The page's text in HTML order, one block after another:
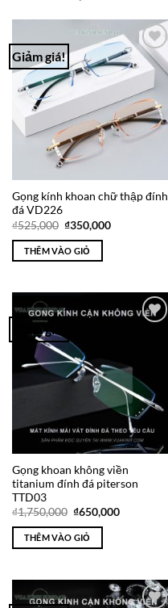
Giảm giá!
Add to
Wishlist
Gọng kính khoan chữ thập đính
đá VD226
₫525,000 Giá
là:
₫525,000.
₫350,000Giá
THÊM VÀO GIỎ
Giảm giá!
Gọng khoan không viền
titanium đính đá piterson
TTD03
₫1,750,000 Giá
là:
₫1,750,000.
₫650,000Giá
THÊM VÀO GIỎ